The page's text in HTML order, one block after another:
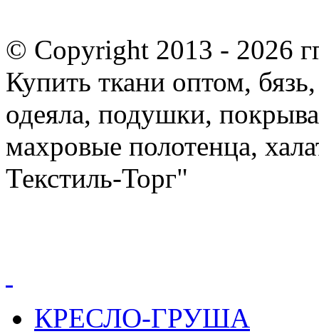
© Copyright 2013 - 2026
Купить ткани оптом,
одеяла, подушки,
махровые полотенца,
Текстиль-Торг"
КРЕСЛО-ГРУША